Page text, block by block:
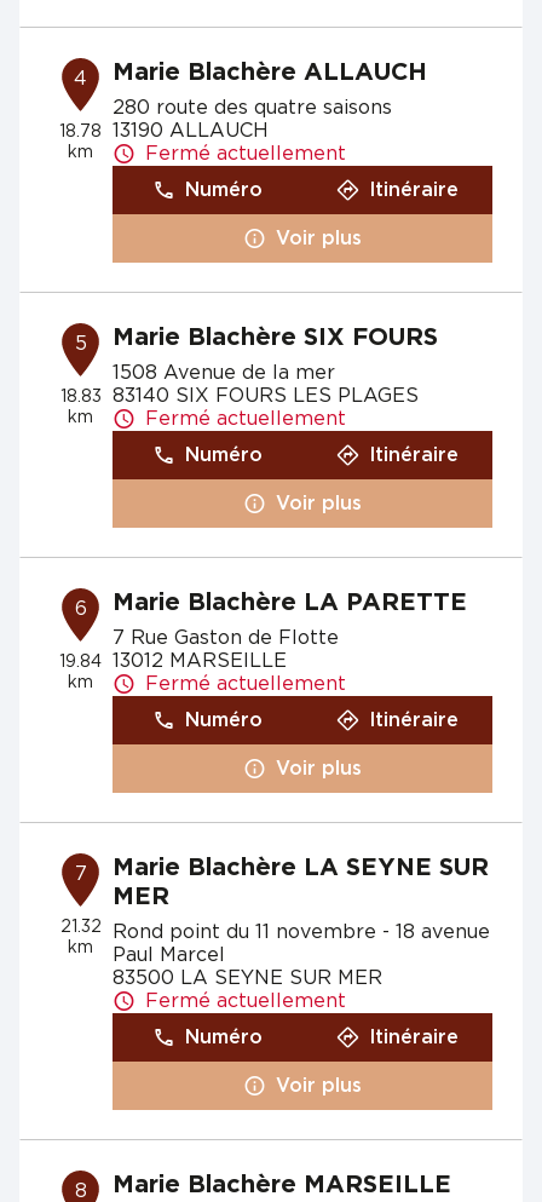
4
18.78
km
Marie Blachère ALLAUCH
280 route des quatre saisons
13190 ALLAUCH
Fermé actuellement
Numéro
Itinéraire
Voir plus
5
18.83
km
Marie Blachère SIX FOURS
1508 Avenue de la mer
83140 SIX FOURS LES PLAGES
Fermé actuellement
Numéro
Itinéraire
Voir plus
6
19.84
km
Marie Blachère LA PARETTE
7 Rue Gaston de Flotte
13012 MARSEILLE
Fermé actuellement
Numéro
Itinéraire
Voir plus
7
21.32
km
Marie Blachère LA SEYNE SUR
MER
Rond point du 11 novembre - 18 avenue
Paul Marcel
83500 LA SEYNE SUR MER
Fermé actuellement
Numéro
Itinéraire
Voir plus
8 Marie Blachère MARSEILLE